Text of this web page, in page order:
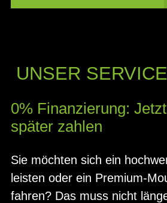
UNSER
0% Finanzierung:
später zahlen
Sie möchten sich ein
leisten oder ein Premium-
fahren? Das muss nicht